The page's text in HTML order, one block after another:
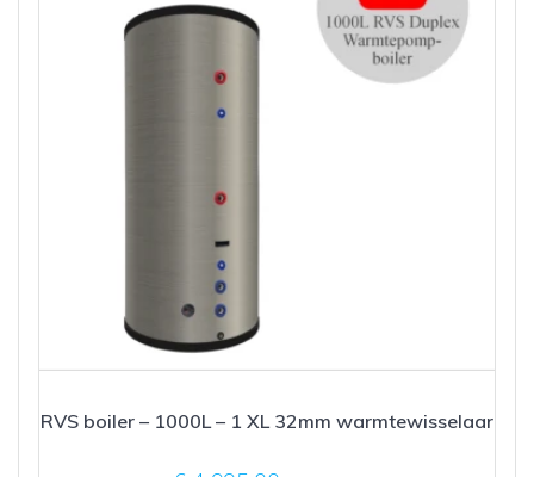
RVS boiler – 1000L – 1 XL 32mm warmtewisselaar